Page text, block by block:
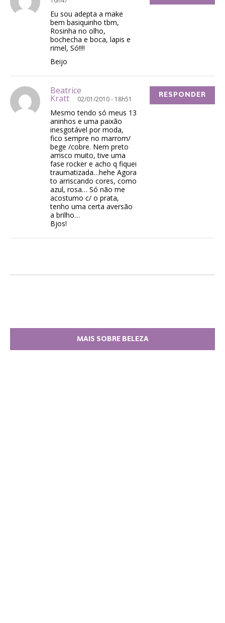
Eu sou adepta a make
bem basiquinho tbm,
Rosinha no olho,
bochecha e boca, lapis e
rimel, Só!!!!
Beijo
Beatrice
Kratt 02/01/2010 - 18h51
Mesmo tendo só meus 13
aninhos e uma paixão
inesgotável por moda,
fico sempre no marrom/
bege /cobre. Nem preto
arrisco muito, tive uma
fase rocker e acho q fiquei
traumatizada…hehe Agora
to arriscando cores, como
azul, rosa… Só não me
acostumo c/ o prata,
tenho uma certa aversão
a brilho…
Bjos!
RESPONDER
MAIS SOBRE BELEZA